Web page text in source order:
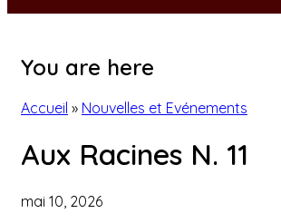
You are here
Accueil » Nouvelles et Evénements
Aux Racines N. 11
mai 10, 2026